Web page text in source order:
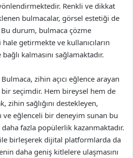
Renkli ve dikkat
bulmacalar, görsel estetiği de
durum, bulmaca çözme
getirmekte ve kullanıcıların
kalmasını sağlamaktadır.
zihin açıcı eğlence arayan
seçimdir. Hem bireysel hem de
zihin sağlığını destekleyen,
ve eğlenceli bir deneyim sunan bu
fazla popülerlik kazanmaktadır.
birleşerek dijital platformlarda da
daha geniş kitlelere ulaşmasını